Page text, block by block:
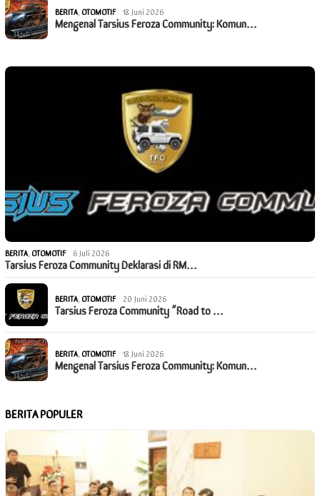
BERITA,OTOMOTIF 18 Juni 2026
Mengenal Tarsius Feroza Community: Komun…
BERITA,OTOMOTIF 6 Juli 2026
Tarsius Feroza Community Deklarasi di RM…
BERITA,OTOMOTIF 20 Juni 2026
Tarsius Feroza Community “Road to …
BERITA,OTOMOTIF 18 Juni 2026
Mengenal Tarsius Feroza Community: Komun…
BERITA POPULER